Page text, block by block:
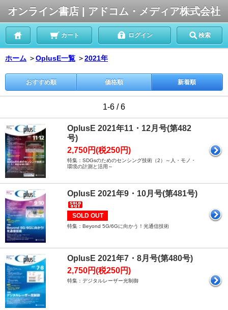
オンライン書店 | アドコム・メディア株式会社
カート ログイン 検索
ホーム ＞OplusE一覧 ＞2021年
おすすめ順 価格順 新着順
1-6 / 6
OplusE 2021年11・12月号(第482
号)
2,750円(税250円)
特集：SDGsのためのセンシング技術（2）～人・モノ・
環境の計測と活用～
OplusE 2021年9・10月号(第481号)
SOLD OUT
特集：Beyond 5G/6Gに向かう！光通信技術
OplusE 2021年7・8月号(第480号)
2,750円(税250円)
特集：デジタルレーザー光制御